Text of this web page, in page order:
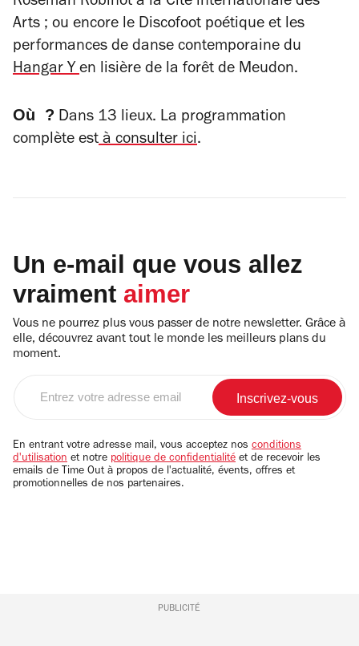
Arts ; ou encore le Discofoot poétique et les
performances de danse contemporaine du
Hangar Yen lisière de la forêt de Meudon.
Où ? Dans 13 lieux. La programmation
complète est à consulter ici.
Un e-mail que vous allez
vraiment aimer
Vous ne pourrez plus vous passer de notre newsletter. Grâce à
elle, découvrez avant tout le monde les meilleurs plans du
moment.
email
En entrant votre adresse mail, vous acceptez nos conditions
d'utilisation et notre politique de confidentialité et de recevoir les
emails de Time Out à propos de l'actualité, évents, offres et
promotionnelles de nos partenaires.
PUBLICITÉ